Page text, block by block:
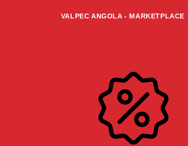
VALPEC ANGOLA - MARKETPLACE